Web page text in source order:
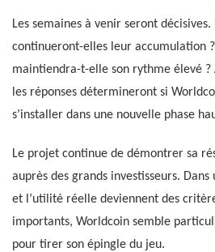
Les semaines à venir seront décisives.
continueront-elles leur accumulation ?
maintiendra-t-elle son rythme élevé ?
les réponses détermineront si
s’installer dans une nouvelle phase
Le projet continue de démontrer sa
auprès des grands investisseurs.
et l’utilité réelle deviennent des
importants, Worldcoin semble
pour tirer son épingle du jeu.